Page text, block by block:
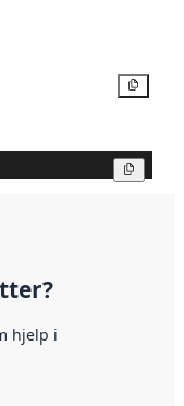
hjelp i